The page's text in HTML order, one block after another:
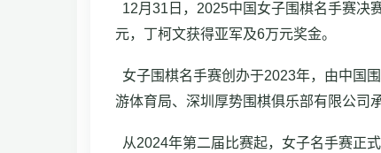
12月31日，2025中国女子围棋名手赛决
元，丁柯文获得亚军及6万元奖金。
女子围棋名手赛创办于2023年，由中国
游体育局、深圳厚势围棋俱乐部有限公司
从2024年第二届比赛起，女子名手赛正